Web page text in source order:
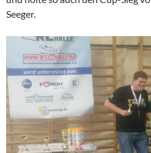
Seeger.